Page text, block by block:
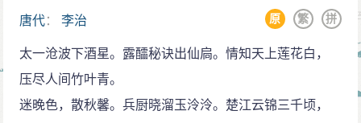
九月十二日，加授鄜州刺史、荆王李元景为司徒，
唐代：李治 拼
繁
原
太一沧波下酒星。露醽秘诀出仙扃。情知天上莲花白，
压尽人间竹叶青。
迷晚色，散秋馨。兵厨晓溜玉泠泠。楚江云锦三千顷，